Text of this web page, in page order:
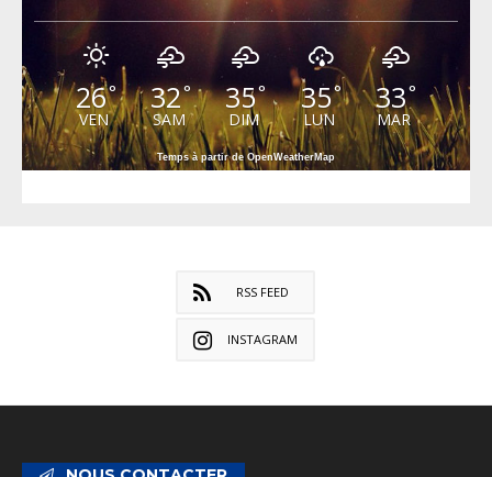
26°
VEN
32°
SAM
35°
DIM
35°
LUN
33°
MAR
Temps à partir de OpenWeatherMap
RSS FEED
INSTAGRAM